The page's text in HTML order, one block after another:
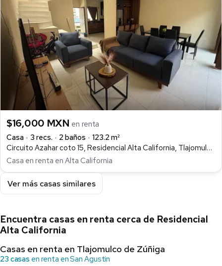
$16,000 MXN en renta
Casa
3 recs. 2 baños
123.2 m²
Circuito Azahar coto 15, Residencial Alta California, Tlajomulco de Zúñiga
Casa en renta en Alta California
Ver más casas similares
Encuentra casas en renta cerca de Residencial
Alta California
Casas en renta en Tlajomulco de Zúñiga
23 casas en renta en San Agustin